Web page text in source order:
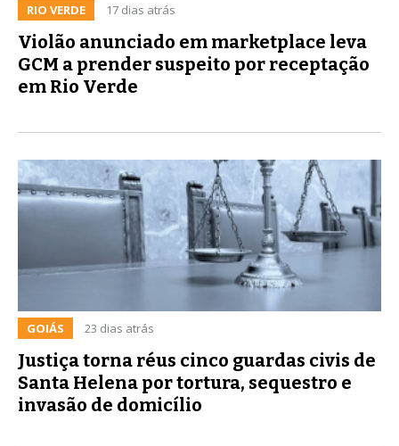
RIO VERDE 17 dias atrás
Violão anunciado em marketplace leva
GCM a prender suspeito por receptação
em Rio Verde
GOIÁS 23 dias atrás
Justiça torna réus cinco guardas civis de
Santa Helena por tortura, sequestro e
invasão de domicílio